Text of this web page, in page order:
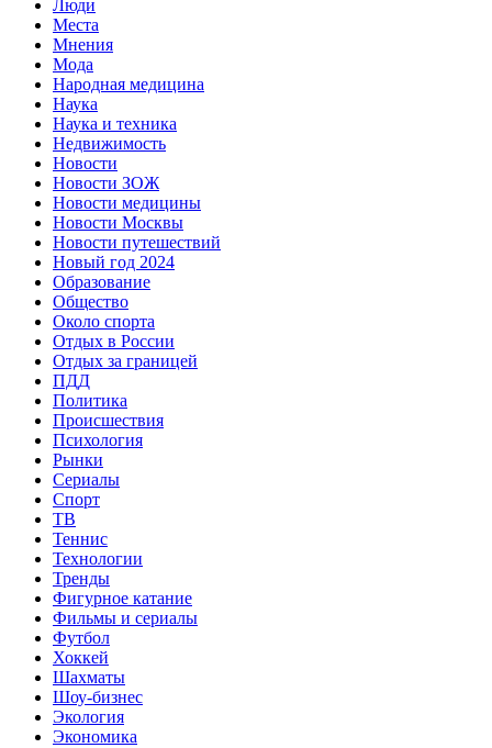
Люди
Места
Мнения
Мода
Народная медицина
Наука
Наука и техника
Недвижимость
Новости
Новости ЗОЖ
Новости медицины
Новости Москвы
Новости путешествий
Новый год 2024
Образование
Общество
Около спорта
Отдых в России
Отдых за границей
ПДД
Политика
Происшествия
Психология
Рынки
Сериалы
Спорт
ТВ
Теннис
Технологии
Тренды
Фигурное катание
Фильмы и сериалы
Футбол
Хоккей
Шахматы
Шоу-бизнес
Экология
Экономика